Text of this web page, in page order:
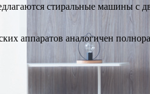
стиральные машины с
аппаратов аналогичен